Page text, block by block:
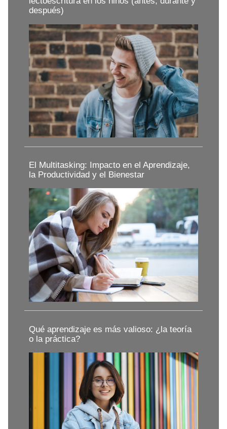
después)
El Multitasking: Impacto en el Aprendizaje,
la Productividad y el Bienestar
Qué aprendizaje es más valioso: ¿la teoría
o la práctica?